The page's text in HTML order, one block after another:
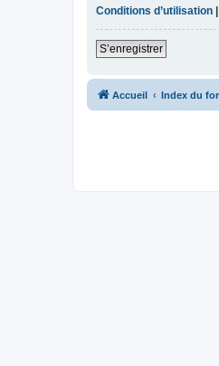
Conditions d’utilisation
S’enregistrer
Accueil Index du